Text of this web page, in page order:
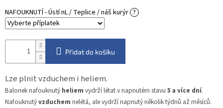
NAFOUKNUTÍ - Ústí nL / Teplice / náš kurýr ?
Přidat do košíku
Lze plnit vzduchem i heliem.
Balonek nafouknutý heliem vydrží létat v napnutém stavu 5 a více dní.
Nafouknutývzduchem nelétá, ale vydrží napnutý několik týdnů až měsíců.